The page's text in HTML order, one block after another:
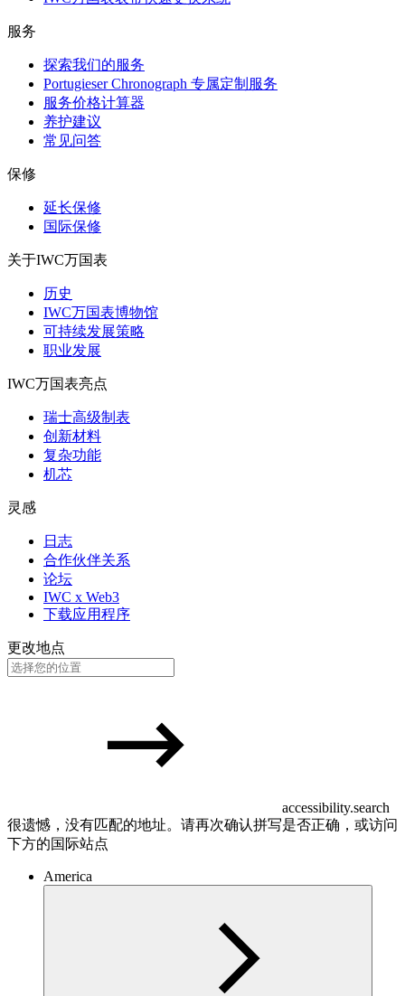
服务
探索我们的服务
Portugieser Chronograph 专属定制服务
服务价格计算器
养护建议
常见问答
保修
延长保修
国际保修
关于IWC万国表
历史
IWC万国表博物馆
可持续发展策略
职业发展
IWC万国表亮点
瑞士高级制表
创新材料
复杂功能
机芯
灵感
日志
合作伙伴关系
论坛
IWC x Web3
下载应用程序
更改地点
accessibility.search
很遗憾，没有匹配的地址。请再次确认拼写是否正确，或访问
下方的国际站点
America